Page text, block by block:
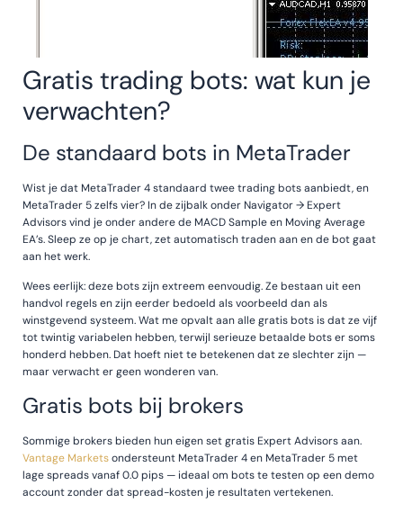
Gratis trading bots: wat kun je
verwachten?
De standaard bots in MetaTrader
Wist je dat MetaTrader 4 standaard twee trading bots aanbiedt, en
MetaTrader 5 zelfs vier? In de zijbalk onder Navigator → Expert
Advisors vind je onder andere de MACD Sample en Moving Average
EA’s. Sleep ze op je chart, zet automatisch traden aan en de bot gaat
aan het werk.
Wees eerlijk: deze bots zijn extreem eenvoudig. Ze bestaan uit een
handvol regels en zijn eerder bedoeld als voorbeeld dan als
winstgevend systeem. Wat me opvalt aan alle gratis bots is dat ze vijf
tot twintig variabelen hebben, terwijl serieuze betaalde bots er soms
honderd hebben. Dat hoeft niet te betekenen dat ze slechter zijn —
maar verwacht er geen wonderen van.
Gratis bots bij brokers
Sommige brokers bieden hun eigen set gratis Expert Advisors aan.
Vantage Marketsondersteunt MetaTrader 4 en MetaTrader 5 met
lage spreads vanaf 0.0 pips — ideaal om bots te testen op een demo
account zonder dat spread-kosten je resultaten vertekenen.